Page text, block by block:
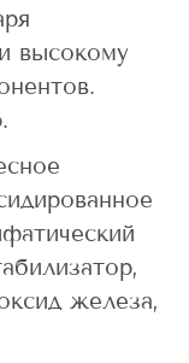
высокому
железа,